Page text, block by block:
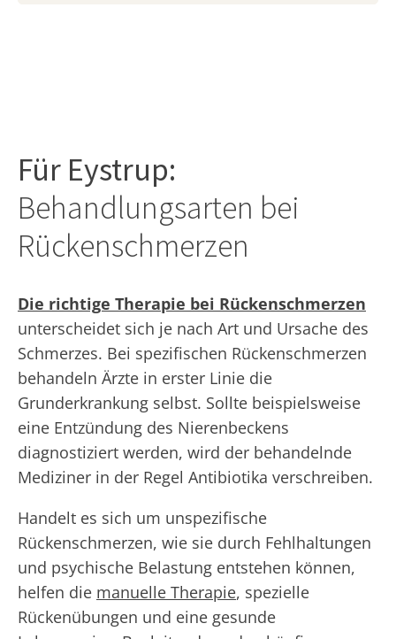
Für Eystrup:
Behandlungsarten bei
Rückenschmerzen
Die richtige Therapie bei Rückenschmerzen
unterscheidet sich je nach Art und Ursache des
Schmerzes. Bei spezifischen Rückenschmerzen
behandeln Ärzte in erster Linie die
Grunderkrankung selbst. Sollte beispielsweise
eine Entzündung des Nierenbeckens
diagnostiziert werden, wird der behandelnde
Mediziner in der Regel Antibiotika verschreiben.
Handelt es sich um unspezifische
Rückenschmerzen, wie sie durch Fehlhaltungen
und psychische Belastung entstehen können,
helfen die manuelle Therapie, spezielle
Rückenübungen und eine gesunde